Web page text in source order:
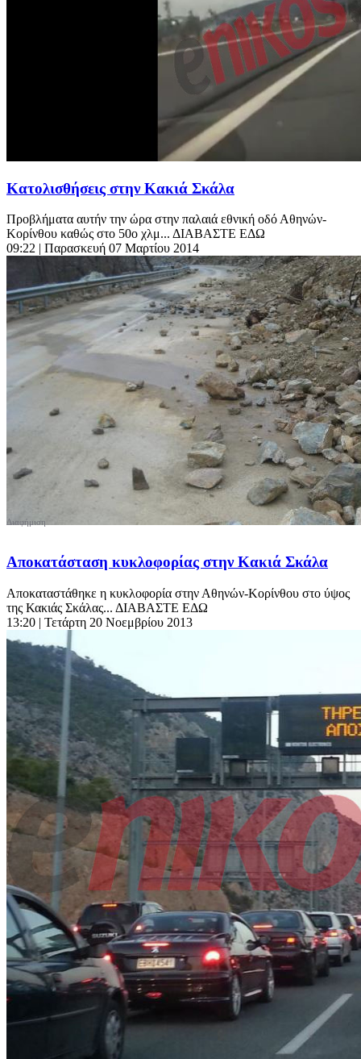
Κατολισθήσεις στην Κακιά Σκάλα
Προβλήματα αυτήν την ώρα στην παλαιά εθνική οδό Αθηνών-
Κορίνθου καθώς στο 50ο χλμ... ΔΙΑΒΑΣΤΕ ΕΔΩ
09:22 | Παρασκευή 07 Μαρτίου 2014
Αποκατάσταση κυκλοφορίας στην Κακιά Σκάλα
Αποκαταστάθηκε η κυκλοφορία στην Αθηνών-Κορίνθου στο ύψος
της Κακιάς Σκάλας... ΔΙΑΒΑΣΤΕ ΕΔΩ
13:20 | Τετάρτη 20 Νοεμβρίου 2013